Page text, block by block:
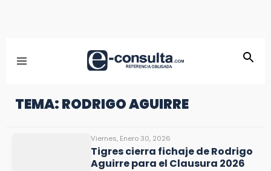
TEMA: RODRIGO AGUIRRE
Viernes, Enero 30, 2026
Tigres cierra fichaje de Rodrigo
Aguirre para el Clausura 2026